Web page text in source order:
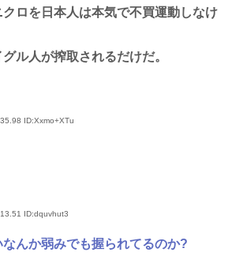
ロを日本人は本気で不買運動しなけ
ル人が搾取されるだけだ。
ID:Xxmo+XTu
ID:dquvhut3
んか弱みでも握られてるのか?